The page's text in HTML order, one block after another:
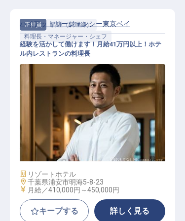
正社員
調理（調理師）
料理長・マネージャー・シェフ
料理長・マネージャー・シェフ / 正
社員
ハイアットリージェンシー東京ベイ
経験を活かして働けます！月給41万円以上！ホテ
ル内レストランの料理長
施設業態
リゾートホテル
勤務地
千葉県浦安市明海5-8-23
給与
月給／410,000円～450,000円
キープする 詳しく見る